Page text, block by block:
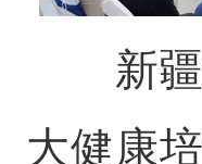
新疆
大健康